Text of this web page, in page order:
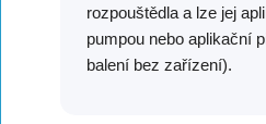
rozpouštědla a lze jej
pumpou nebo aplikační
balení bez zařízení).